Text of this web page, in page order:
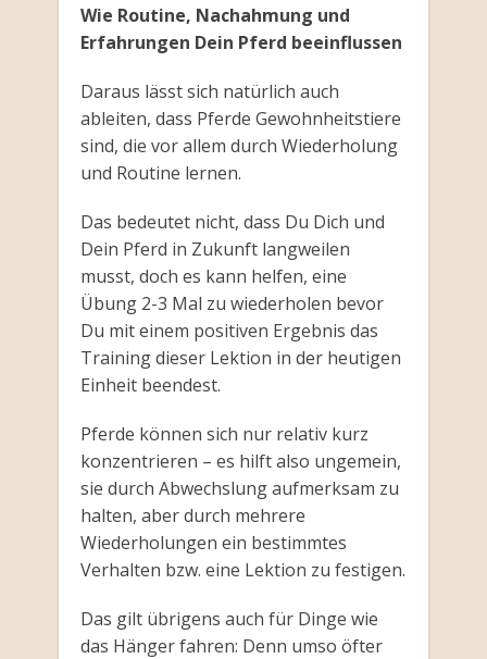
Wie Routine, Nachahmung und
Erfahrungen Dein Pferd beeinflussen
Daraus lässt sich natürlich auch
ableiten, dass Pferde Gewohnheitstiere
sind, die vor allem durch Wiederholung
und Routine lernen.
Das bedeutet nicht, dass Du Dich und
Dein Pferd in Zukunft langweilen
musst, doch es kann helfen, eine
Übung 2-3 Mal zu wiederholen bevor
Du mit einem positiven Ergebnis das
Training dieser Lektion in der heutigen
Einheit beendest.
Pferde können sich nur relativ kurz
konzentrieren – es hilft also ungemein,
sie durch Abwechslung aufmerksam zu
halten, aber durch mehrere
Wiederholungen ein bestimmtes
Verhalten bzw. eine Lektion zu festigen.
Das gilt übrigens auch für Dinge wie
das Hänger fahren: Denn umso öfter